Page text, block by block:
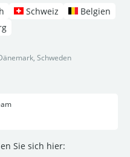
Schweiz
Belgien
Schweden
Sie sich hier: